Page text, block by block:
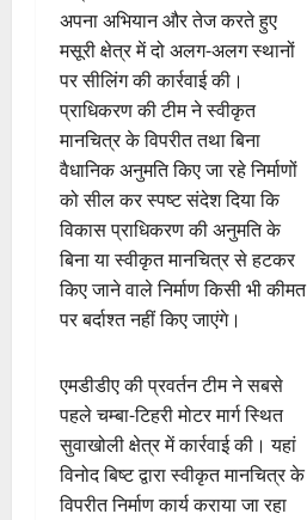
अपना अभियान और तेज करते हुए
मसूरी क्षेत्र में दो अलग-अलग स्थानों
पर सीलिंग की कार्रवाई की।
प्राधिकरण की टीम ने स्वीकृत
मानचित्र के विपरीत तथा बिना
वैधानिक अनुमति किए जा रहे निर्माणों
को सील कर स्पष्ट संदेश दिया कि
विकास प्राधिकरण की अनुमति के
बिना या स्वीकृत मानचित्र से हटकर
किए जाने वाले निर्माण किसी भी कीमत
पर बर्दाश्त नहीं किए जाएंगे।
एमडीडीए की प्रवर्तन टीम ने सबसे
पहले चम्बा-टिहरी मोटर मार्ग स्थित
सुवाखोली क्षेत्र में कार्रवाई की। यहां
विनोद बिष्ट द्वारा स्वीकृत मानचित्र के
विपरीत निर्माण कार्य कराया जा रहा